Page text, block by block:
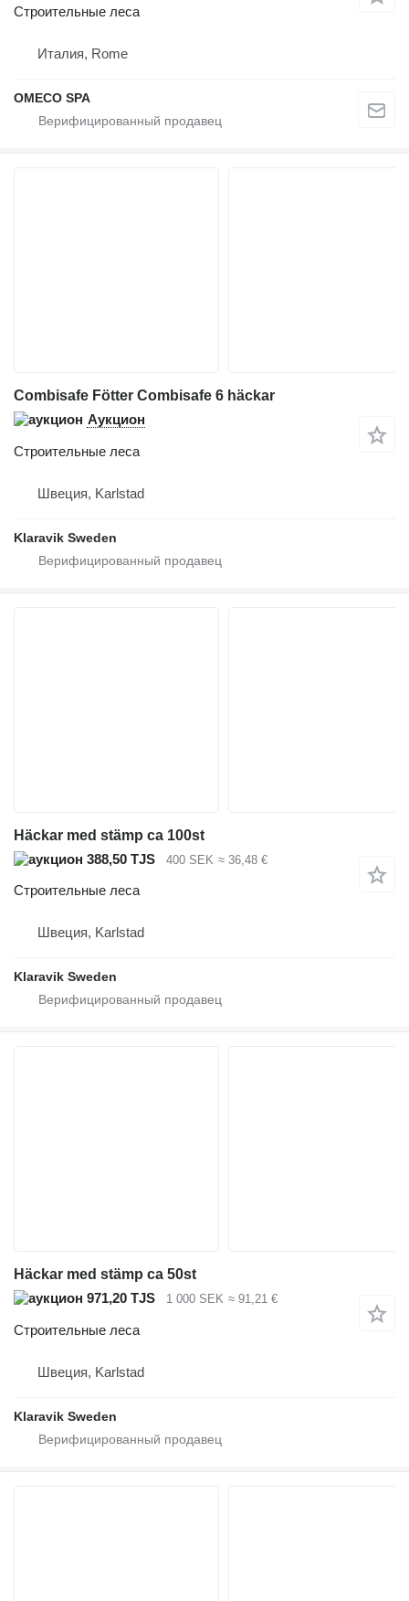
Строительные леса
Италия, Rome
OMECO SPA
Combisafe Fötter Combisafe 6 häckar
Аукцион
Строительные леса
Швеция, Karlstad
Klaravik Sweden
Häckar med stämp ca 100st
388,50 TJS
400 SEK ≈ 36,48 €
Строительные леса
Швеция, Karlstad
Klaravik Sweden
Häckar med stämp ca 50st
971,20 TJS
1 000 SEK ≈ 91,21 €
Строительные леса
Швеция, Karlstad
Klaravik Sweden